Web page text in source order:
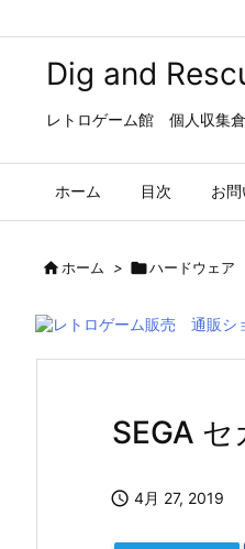
Dig and
レトロゲーム館 個人収集
ホーム 目次 お
ホーム > ハードウェア
SEGA
 4月 27, 2019